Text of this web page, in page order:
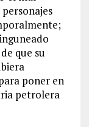
que su
poner en
petrolera